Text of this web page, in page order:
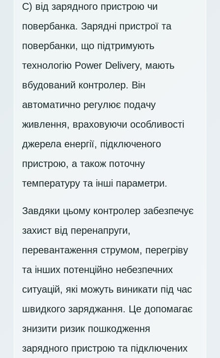
C) від зарядного пристрою чи
повербанка. Зарядні пристрої та
повербанки, що підтримують
технологію Power Delivery, мають
вбудований контролер. Він
автоматично регулює подачу
живлення, враховуючи особливості
джерела енергії, підключеного
пристрою, а також поточну
температуру та інші параметри.
Завдяки цьому контролер забезпечує
захист від перенапруги,
перевантаження струмом, перегріву
та інших потенційно небезпечних
ситуацій, які можуть виникати під час
швидкого заряджання. Це допомагає
знизити ризик пошкодження
зарядного пристрою та підключених